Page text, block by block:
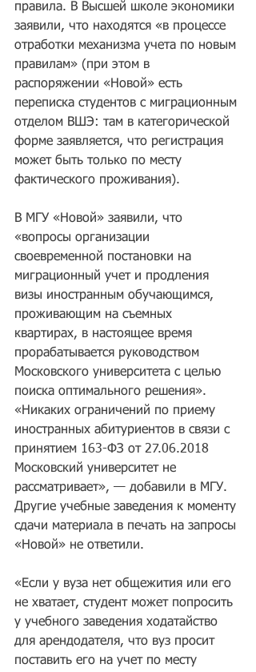
правила. В Высшей школе экономики
заявили, что находятся «в процессе
отработки механизма учета по новым
правилам» (при этом в
распоряжении «Новой» есть
переписка студентов с миграционным
отделом ВШЭ: там в категорической
форме заявляется, что регистрация
может быть только по месту
фактического проживания).
В МГУ «Новой» заявили, что
«вопросы организации
своевременной постановки на
миграционный учет и продления
визы иностранным обучающимся,
проживающим на съемных
квартирах, в настоящее время
прорабатывается руководством
Московского университета с целью
поиска оптимального решения».
«Никаких ограничений по приему
иностранных абитуриентов в связи с
принятием 163-ФЗ от 27.06.2018
Московский университет не
рассматривает», — добавили в МГУ.
Другие учебные заведения к моменту
сдачи материала в печать на запросы
«Новой» не ответили.
«Если у вуза нет общежития или его
не хватает, студент может попросить
у учебного заведения ходатайство
для арендодателя, что вуз просит
поставить его на учет по месту